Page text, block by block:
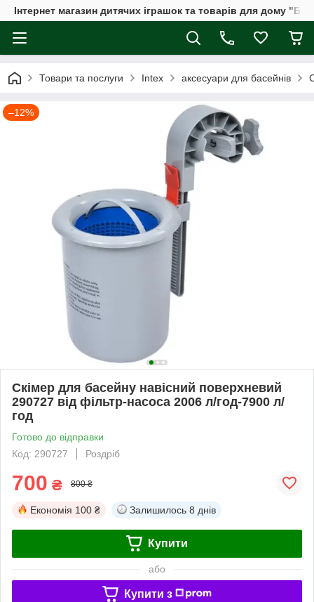
Інтернет магазин дитячих іграшок та товарів для дому
Товари та послуги Intex аксесуари для басейнів
–12%
Скімер для басейну навісний поверхневий
290727 від фільтр-насоса 2006 л/год-7900 л/
год
Готово до відправки
Код: 290727
Роздріб
700 ₴ 800 ₴
Економія 100 ₴ Залишилось 8 днів
Купити
або
Купити з